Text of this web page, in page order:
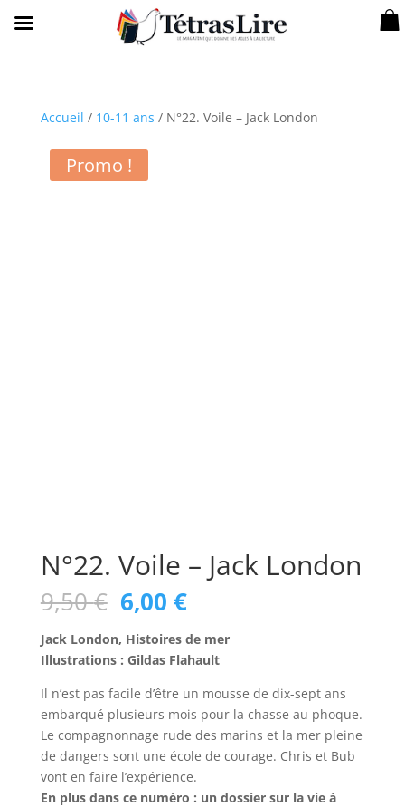
Accueil / 10-11 ans / N°22. Voile – Jack London
Promo !
N°22. Voile – Jack London
9,50€ Le
prix
initial
était :
9,50 €.
6,00 €Le
prix
actuel
est :
6,00 €.
Jack London, Histoires de mer
Illustrations : Gildas Flahault
Il n’est pas facile d’être un mousse de dix-sept ans
embarqué plusieurs mois pour la chasse au phoque.
Le compagnonnage rude des marins et la mer pleine
de dangers sont une école de courage. Chris et Bub
vont en faire l’expérience.
En plus dans ce numéro : un dossier sur la vie à